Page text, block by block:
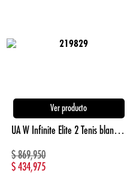
Ver producto
UA W Infinite Elite 2 Tenis blanco de mujer para correr
$869,950
$434,975